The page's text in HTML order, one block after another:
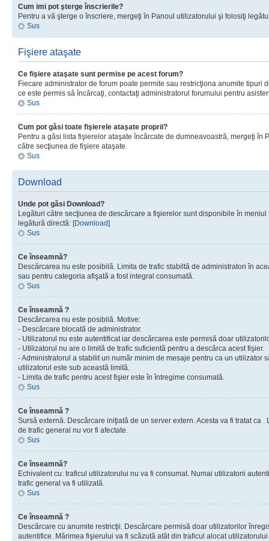
Cum imi pot şterge înscrierile?
Pentru a vă şterge o înscriere, mergeţi în Panoul utilizatorului şi folosiţi
Sus
Fişiere ataşate
Ce fişiere ataşate sunt permise pe acest forum?
Fiecare administrator de forum poate permite sau restricţiona anumite tipuri
ce este permis sâ încărcaţi, contactaţi administratorul forumului pentru
Sus
Cum pot găsi toate fişierele ataşate proprii?
Pentru a găsi lista fişierelor ataşate încărcate de dumneavoastră, mergeţi în
către secţiunea de fişiere ataşate.
Sus
Download
Unde pot găsi Download?
Legături către secţiunea de descărcare a fişierelor sunt disponibile în
legătură directă: [Download]
Sus
Ce înseamnă?
Descărcarea nu este posibilă. Limita de trafic stabiltă de administratori în
sau pentru categoria afişată a fost integral consumată.
Sus
Ce înseamnă ?
Descărcarea nu este posibilă. Motive:
- Descărcare blocată de administrator.
- Utilizatorul nu este autentificat iar descărcarea este permisă doar
- Utilizatorul nu are o limită de trafic suficientă pentru a descărca acest fişier.
- Administratorul a stabilit un număr minim de mesaje pentru ca un utilizator
utilizatorul este sub această limită.
- Limita de trafic pentru acest fişier este în întregime consumată.
Sus
Ce înseamnă ?
Sursă externă. Descărcare iniţiată de un server extern. Acesta va fi tratat ca
de trafic general nu vor fi afectate.
Sus
Ce înseamnă?
Echivalent cu: traficul utilizatorului nu va fi consumat. Numai utilizatorii
trafic general va fi utilizată.
Sus
Ce înseamnă ?
Descărcare cu anumite restricţii. Descărcare permisă doar utilizatorilor
autentifice. Mărimea fişierului va fi scăzută atât din traficul alocat